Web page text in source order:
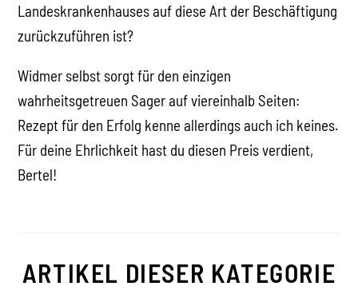
Landeskrankenhauses auf diese Art der Beschäftigung
zurückzuführen ist?
Widmer selbst sorgt für den einzigen
wahrheitsgetreuen Sager auf viereinhalb Seiten:
Rezept für den Erfolg kenne allerdings auch ich keines.
Für deine Ehrlichkeit hast du diesen Preis verdient,
Bertel!
ARTIKEL DIESER KATEGORIE